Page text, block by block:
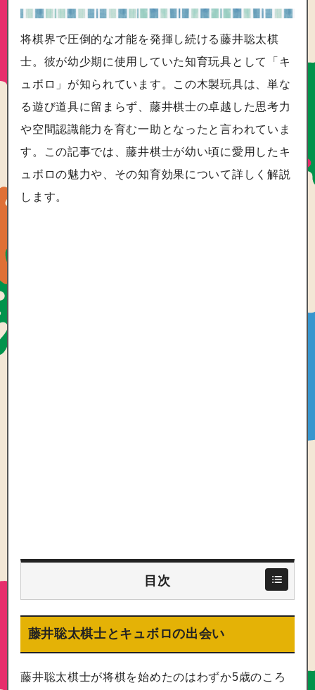
将棋界で圧倒的な才能を発揮し続ける藤井聡太棋
士。彼が幼少期に使用していた知育玩具として「キ
ュボロ」が知られています。この木製玩具は、単な
る遊び道具に留まらず、藤井棋士の卓越した思考力
や空間認識能力を育む一助となったと言われていま
す。この記事では、藤井棋士が幼い頃に愛用したキ
ュボロの魅力や、その知育効果について詳しく解説
します。
目次
藤井聡太棋士とキュボロの出会い
藤井聡太棋士が将棋を始めたのはわずか5歳のころ